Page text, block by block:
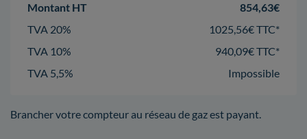
Montant HT
854,63€
TVA 20%
1025,56€ TTC*
TVA 10%
940,09€ TTC*
TVA 5,5%
Impossible
Brancher votre compteur au réseau de gaz est payant.